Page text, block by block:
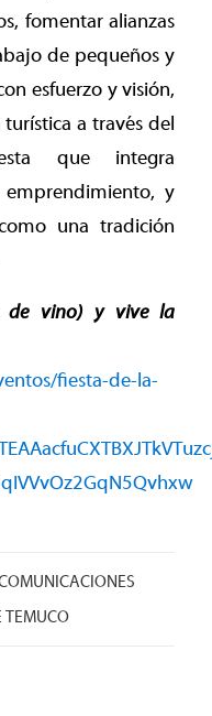
fomentar alianzas
de pequeños y
esfuerzo y visión,
a través del
que integra
y
una tradición
de vino) y vive la
fiesta-de-la-
TEMUCO